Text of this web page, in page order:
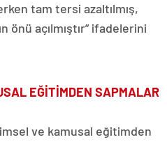
tam tersi azaltılmış,
önü açılmıştır” ifadelerini
EĞİTİMDEN SAPMALAR
ve kamusal eğitimden